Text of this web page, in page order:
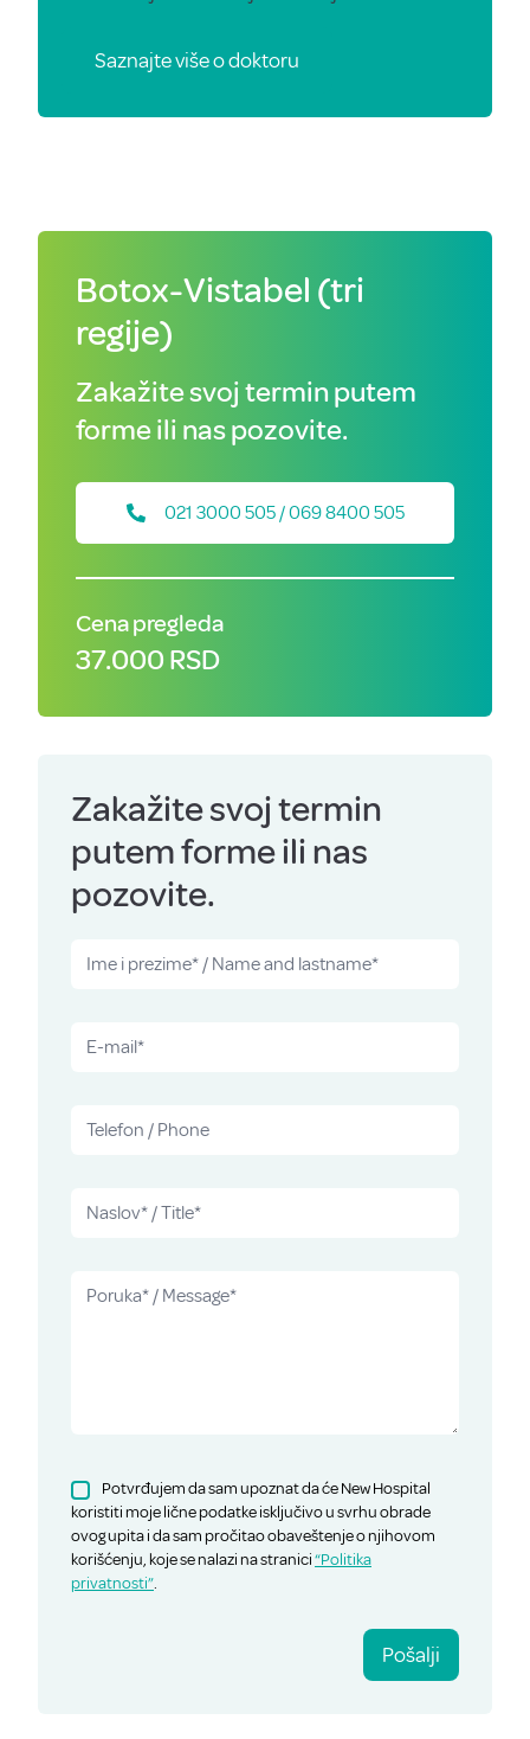
Saznajte više o doktoru
Botox-Vistabel (tri
regije)
Zakažite svoj termin putem
forme ili nas pozovite.
021 3000 505 / 069 8400 505
Cena pregleda
37.000 RSD
Zakažite svoj termin
putem forme ili nas
pozovite.
Potvrđujem da sam upoznat da će New Hospital
koristiti moje lične podatke isključivo u svrhu obrade
ovog upita i da sam pročitao obaveštenje o njihovom
korišćenju, koje se nalazi na stranici“Politika
privatnosti”.
Pošalji